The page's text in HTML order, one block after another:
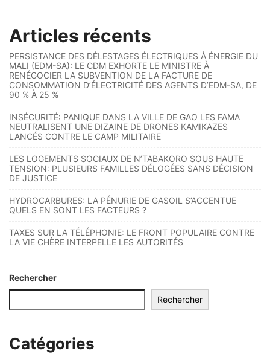
Articles récents
PERSISTANCE DES DÉLESTAGES ÉLECTRIQUES À ÉNERGIE DU
MALI (EDM-SA): LE CDM EXHORTE LE MINISTRE À
RENÉGOCIER LA SUBVENTION DE LA FACTURE DE
CONSOMMATION D’ÉLECTRICITÉ DES AGENTS D’EDM-SA, DE
90 % À 25 %
INSÉCURITÉ: PANIQUE DANS LA VILLE DE GAO LES FAMA
NEUTRALISENT UNE DIZAINE DE DRONES KAMIKAZES
LANCÉS CONTRE LE CAMP MILITAIRE
LES LOGEMENTS SOCIAUX DE N’TABAKORO SOUS HAUTE
TENSION: PLUSIEURS FAMILLES DÉLOGÉES SANS DÉCISION
DE JUSTICE
HYDROCARBURES: LA PÉNURIE DE GASOIL S’ACCENTUE
QUELS EN SONT LES FACTEURS ?
TAXES SUR LA TÉLÉPHONIE: LE FRONT POPULAIRE CONTRE
LA VIE CHÈRE INTERPELLE LES AUTORITÉS
Rechercher
Rechercher
Catégories